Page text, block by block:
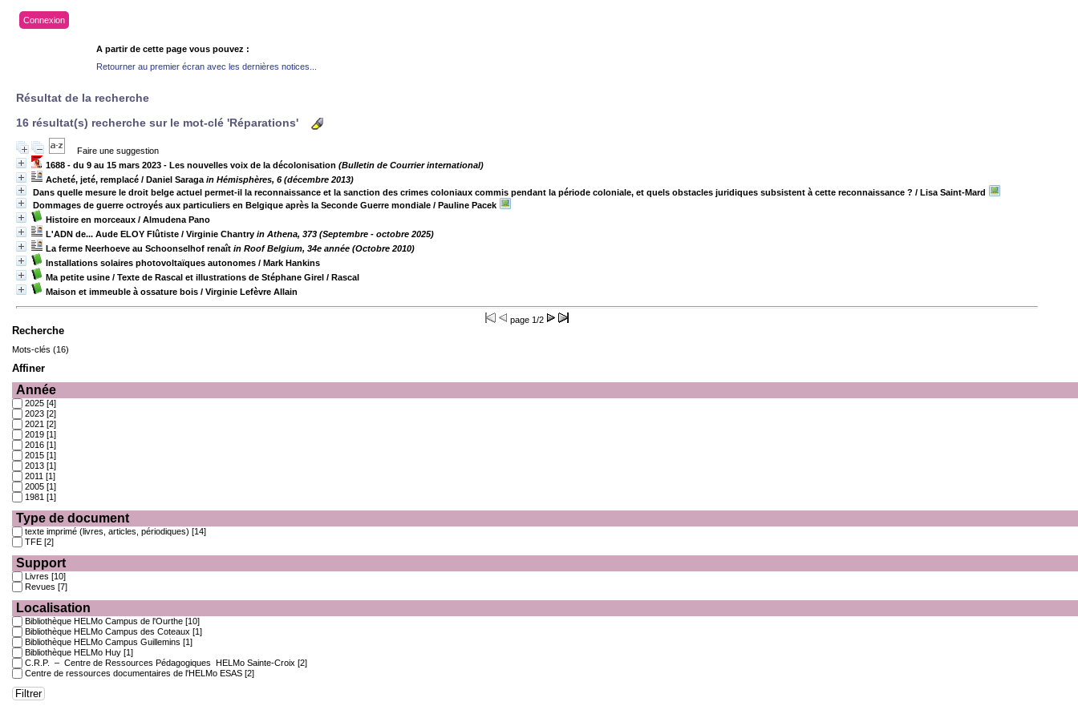
Connexion
A partir de cette page vous pouvez :
Retourner au premier écran avec les dernières notices...
Résultat de la recherche
16 résultat(s) recherche sur le mot-clé 'Réparations'
Faire une suggestion
1688 - du 9 au 15 mars 2023 - Les nouvelles voix de la décolonisation (Bulletin de Courrier international)
Acheté, jeté, remplacé / Daniel Saraga in Hémisphères, 6 (décembre 2013)
Dans quelle mesure le droit belge actuel permet-il la reconnaissance et la sanction des crimes coloniaux commis pendant la période coloniale, et quels obstacles juridiques subsistent à cette reconnaissance ? / Lisa Saint-Mard
Dommages de guerre octroyés aux particuliers en Belgique après la Seconde Guerre mondiale / Pauline Pacek
Histoire en morceaux / Almudena Pano
L'ADN de... Aude ELOY Flûtiste / Virginie Chantry in Athena, 373 (Septembre - octobre 2025)
La ferme Neerhoeve au Schoonselhof renaît in Roof Belgium, 34e année (Octobre 2010)
Installations solaires photovoltaïques autonomes / Mark Hankins
Ma petite usine / Texte de Rascal et illustrations de Stéphane Girel / Rascal
Maison et immeuble à ossature bois / Virginie Lefèvre Allain
page 1/2
Recherche
Mots-clés (16)
Affiner
Année
2025 [4]
2023 [2]
2021 [2]
2019 [1]
2016 [1]
2015 [1]
2013 [1]
2011 [1]
2005 [1]
1981 [1]
Type de document
texte imprimé (livres, articles, périodiques) [14]
TFE [2]
Support
Livres [10]
Revues [7]
Localisation
Bibliothèque HELMo Campus de l'Ourthe [10]
Bibliothèque HELMo Campus des Coteaux [1]
Bibliothèque HELMo Campus Guillemins [1]
Bibliothèque HELMo Huy [1]
C.R.P. – Centre de Ressources Pédagogiques HELMo Sainte-Croix [2]
Centre de ressources documentaires de l'HELMo ESAS [2]